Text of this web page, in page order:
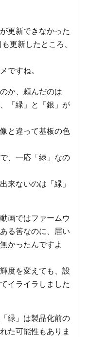
更新できなかった
更新したところ、
ですね。
か、頼んだのは
「緑」と「銀」が
と違って基板の色
、一応「緑」なの
来ないのは「緑」
画ではファームウ
る筈なのに、届い
かったんですよ
度を変えても、設
イライラしました
緑」は製品化前の
た可能性もありま